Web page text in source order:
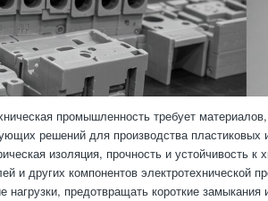
промышленность требует
решений для производства
изоляция, прочность и
и других компонентов
предотвращать короткие